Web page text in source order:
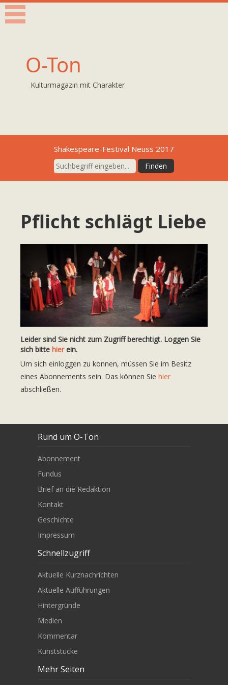
O-Ton
Kulturmagazin mit Charakter
Shakespeare-Festival Neuss 2017
Pflicht schlägt Liebe
Leider sind Sie nicht zum Zugriff berechtigt. Loggen Sie
sich bitte hierein.
Um sich einloggen zu können, müssen Sie im Besitz
eines Abonnements sein. Das können Sie hier
abschließen.
Rund um O-Ton
Abonnement
Fundus
Brief an die Redaktion
Kontakt
Geschichte
Impressum
Schnellzugriff
Aktuelle Kurznachrichten
Aktuelle Aufführungen
Hintergründe
Medien
Kommentar
Kunststücke
Mehr Seiten